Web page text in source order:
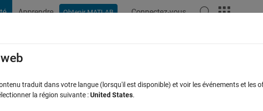
Apprendre Obtenir MATLAB Connectez-vous
Arduino/ESP32 to MATLAB?
traduit dans votre langue (lorsqu'il est disponible) et voir les événements et les
la région suivante :United States.